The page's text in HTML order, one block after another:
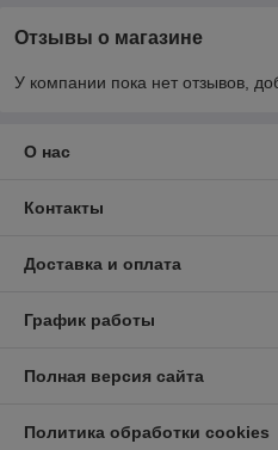
Отзывы о магазине
У компании пока нет отзывов,
О нас
Контакты
Доставка и оплата
График работы
Полная версия сайта
Политика обработки cookies